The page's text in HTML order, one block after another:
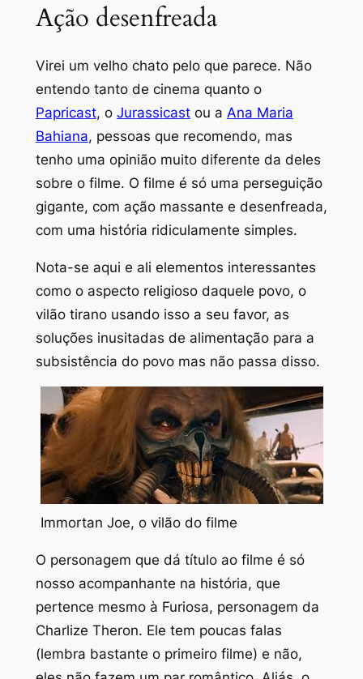
Ação desenfreada
Virei um velho chato pelo que parece. Não
entendo tanto de cinema quanto o
Papricast, o Jurassicastou a Ana Maria
Bahiana, pessoas que recomendo, mas
tenho uma opinião muito diferente da deles
sobre o filme. O filme é só uma perseguição
gigante, com ação massante e desenfreada,
com uma história ridiculamente simples.
Nota-se aqui e ali elementos interessantes
como o aspecto religioso daquele povo, o
vilão tirano usando isso a seu favor, as
soluções inusitadas de alimentação para a
subsistência do povo mas não passa disso.
Immortan Joe, o vilão do filme
O personagem que dá título ao filme é só
nosso acompanhante na história, que
pertence mesmo à Furiosa, personagem da
Charlize Theron. Ele tem poucas falas
(lembra bastante o primeiro filme) e não,